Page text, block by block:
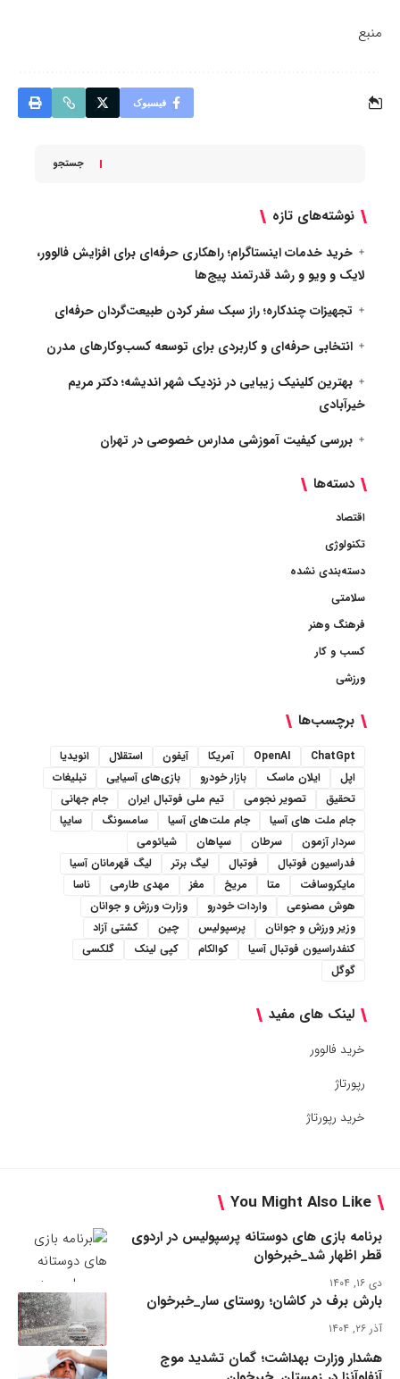
منبع
فیسبوک
جستجو
نوشته‌های تازه
خرید خدمات اینستاگرام؛ راهکاری حرفه‌ای برای افزایش فالوور،
لایک و ویو و رشد قدرتمند پیج‌ها
تجهیزات چندکاره؛ راز سبک سفر کردن طبیعت‌گردان حرفه‌ای
انتخابی حرفه‌ای و کاربردی برای توسعه کسب‌وکارهای مدرن
بهترین کلینیک زیبایی در نزدیک شهر اندیشه؛ دکتر مریم
خیرآبادی
بررسی کیفیت آموزشی مدارس خصوصی در تهران
دسته‌ها
اقتصاد
تکنولوژی
دسته‌بندی نشده
سلامتی
فرهنگ وهنر
کسب و کار
ورزشی
برچسب‌ها
ChatGpt
OpenAI آمریکا آیفون استقلال
انویدیا
اپل
ایلان ماسک بازار خودرو بازی‌های آسیایی
تبلیغات
تحقیق
تصویر نجومی تیم ملی فوتبال ایران
جام جهانی
جام ملت های آسیا
جام ملت‌های آسیا سامسونگ
سایپا
سردار آزمون
سرطان سپاهان
شیائومی
فدراسیون فوتبال
فوتبال لیگ برتر
لیگ قهرمانان آسیا
مایکروسافت
متا مریخ مغز مهدی طارمی
ناسا
هوش مصنوعی
واردات خودرو
وزارت ورزش و جوانان
وزیر ورزش و جوانان
پرسپولیس چین
کشتی آزاد
کنفدراسیون فوتبال آسیا
کوالکام کپی لینک
گلکسی
گوگل
لینک های مفید
خرید فالوور
رپورتاژ
خرید رپورتاژ
You Might Also Like
برنامه بازی های دوستانه پرسپولیس در اردوی
قطر اظهار شد_خبرخوان
دی ۱۶, ۱۴۰۴
بارش برف در کاشان؛ روستای سار_خبرخوان
آذر ۲۶, ۱۴۰۴
هشدار وزارت بهداشت؛ گمان تشدید موج